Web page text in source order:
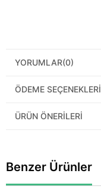
YORUMLAR(0)
ÖDEME SEÇENEKLERI
ÜRÜN ÖNERILERI
Benzer Ürünler